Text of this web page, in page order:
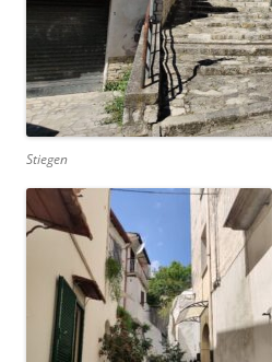
Stiegen